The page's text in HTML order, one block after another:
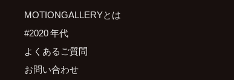
MOTIONGALLERYとは
#2020 年代
よくあるご質問
お問い合わせ